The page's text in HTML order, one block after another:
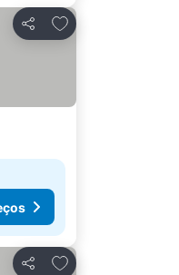
Partilhar
Adicionar aos
Partilhar
Adicionar aos